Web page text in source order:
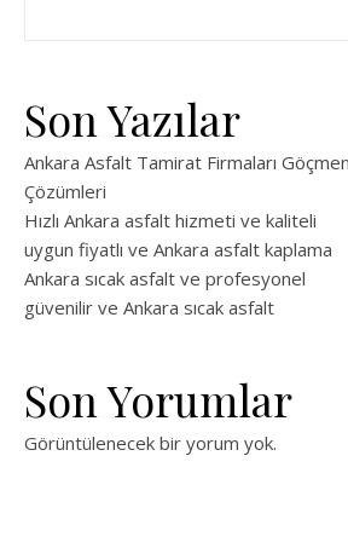
Son Yazılar
Ankara Asfalt Tamirat Firmaları
Çözümleri
Hızlı Ankara asfalt hizmeti ve kaliteli
uygun fiyatlı ve Ankara asfalt kaplama
Ankara sıcak asfalt ve profesyonel
güvenilir ve Ankara sıcak asfalt
Son Yorumlar
Görüntülenecek bir yorum yok.